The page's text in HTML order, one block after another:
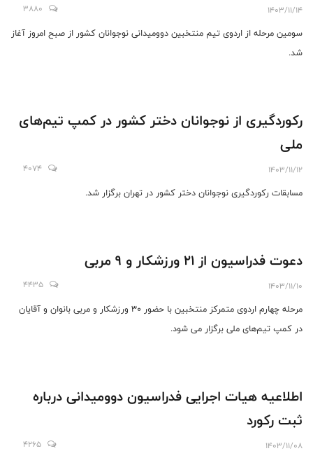
1403/11/14
3880
سومین مرحله از اردوی تیم منتخبین دوومیدانی نوجوانان کشور از صبح امروز آغاز
شد.
رکوردگیری از نوجوانان دختر کشور در کمپ تیم‌های
ملی
1403/11/12
4074
مسابقات رکوردگیری نوجوانان دختر کشور در تهران برگزار شد.
دعوت فدراسیون از 21 ورزشکار و 9 مربی
1403/11/10
4435
مرحله چهارم اردوی متمرکز منتخبین با حضور 30 ورزشکار و مربی بانوان و آقایان
در کمپ تیم‌های ملی برگزار می شود.
اطلاعیه هیات اجرایی فدراسیون دوومیدانی درباره
ثبت رکورد
1403/11/08
4265